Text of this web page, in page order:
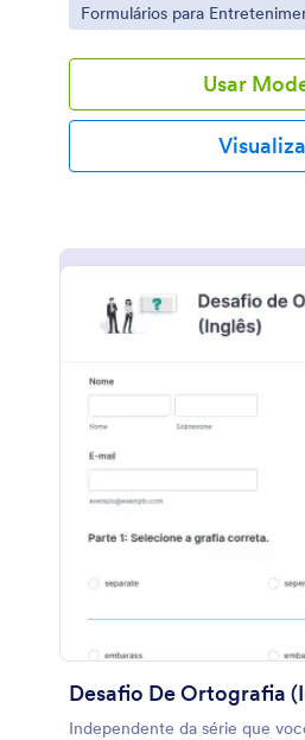
ensinar e aproximar o público.
Go to Category:
Formulários para
Usar
Desafio De Ortografia
Independente da série que